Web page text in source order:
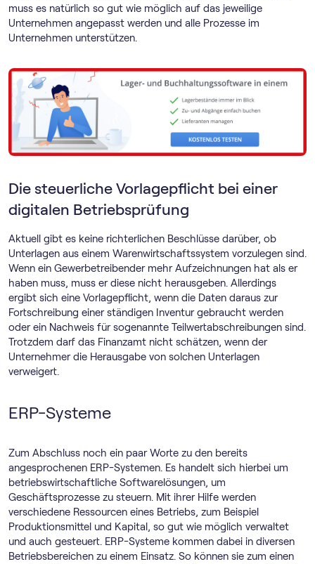
muss es natürlich so gut wie möglich auf das jeweilige
Unternehmen angepasst werden und alle Prozesse im
Unternehmen unterstützen.
Die steuerliche Vorlagepflicht bei einer
digitalen Betriebsprüfung
Aktuell gibt es keine richterlichen Beschlüsse darüber, ob
Unterlagen aus einem Warenwirtschaftssystem vorzulegen sind.
Wenn ein Gewerbetreibender mehr Aufzeichnungen hat als er
haben muss, muss er diese nicht herausgeben. Allerdings
ergibt sich eine Vorlagepflicht, wenn die Daten daraus zur
Fortschreibung einer ständigen Inventur gebraucht werden
oder ein Nachweis für sogenannte Teilwertabschreibungen sind.
Trotzdem darf das Finanzamt nicht schätzen, wenn der
Unternehmer die Herausgabe von solchen Unterlagen
verweigert.
ERP-Systeme
Zum Abschluss noch ein paar Worte zu den bereits
angesprochenen ERP-Systemen. Es handelt sich hierbei um
betriebswirtschaftliche Softwarelösungen, um
Geschäftsprozesse zu steuern. Mit ihrer Hilfe werden
verschiedene Ressourcen eines Betriebs, zum Beispiel
Produktionsmittel und Kapital, so gut wie möglich verwaltet
und auch gesteuert. ERP-Systeme kommen dabei in diversen
Betriebsbereichen zu einem Einsatz. So können sie zum einen